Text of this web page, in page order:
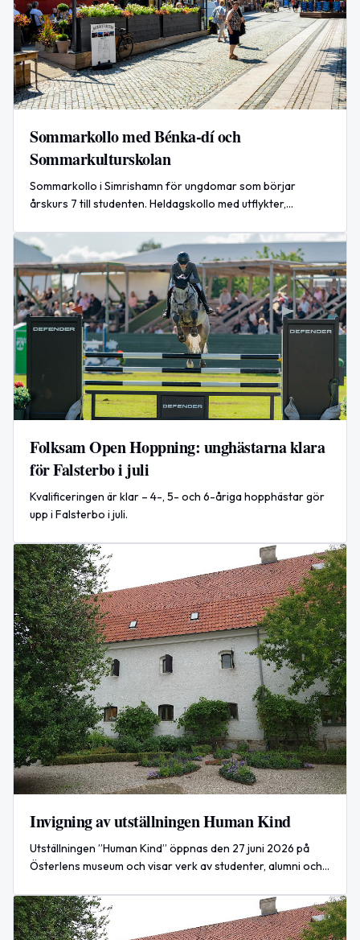
Sommarkollo med Bénka-dí och
Sommarkulturskolan
Sommarkollo i Simrishamn för ungdomar som börjar
årskurs 7 till studenten. Heldagskollo med utflykter,
Folksam Open Hoppning: unghästarna klara
för Falsterbo i juli
Kvalificeringen är klar – 4-, 5- och 6-åriga hopphästar gör
upp i Falsterbo i juli.
Invigning av utställningen Human Kind
Utställningen ”Human Kind” öppnas den 27 juni 2026 på
Österlens museum och visar verk av studenter, alumni och
modellstudier.